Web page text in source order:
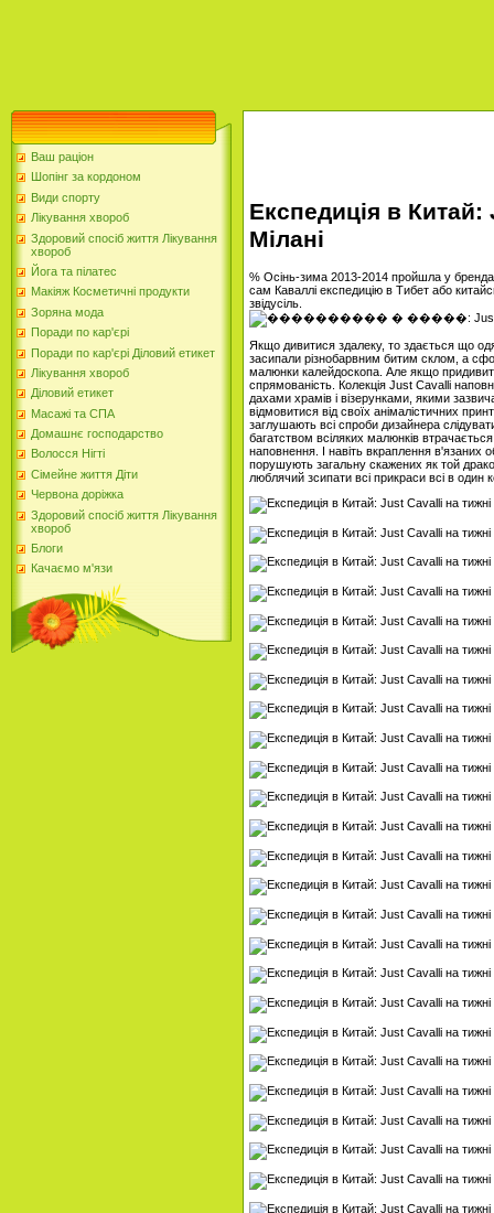
Ваш раціон
Шопінг за кордоном
Види спорту
Лікування хвороб
Здоровий спосіб життя Лікування
хвороб
Йога та пілатес
Макіяж Косметичні продукти
Зоряна мода
Поради по кар'єрі
Поради по кар'єрі Діловий етикет
Лікування хвороб
Діловий етикет
Масажі та СПА
Домашнє господарство
Волосся Нігті
Сімейне життя Діти
Червона доріжка
Здоровий спосіб життя Лікування
хвороб
Блоги
Качаємо м'язи
Експедиція в
Мілані
% Осінь-зима 2013-2014 пройшла у
сам Каваллі експедицію в Тибет або
звідусіль.
Якщо дивитися здалеку, то здається що
засипали різнобарвним битим склом, а
малюнки калейдоскопа. Але якщо
спрямованість. Колекція Just Cavalli
дахами храмів і візерунками, якими
відмовитися від своїх анімалістичних
заглушають всі спроби дизайнера
багатством всіляких малюнків
наповнення. І навіть вкраплення в'язаних
порушують загальну скажених як той
люблячий зсипати всі прикраси всі в один